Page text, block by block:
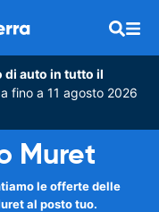
di auto in tutto il
fino a 11 agosto 2026
Muret
le offerte delle
al posto tuo.